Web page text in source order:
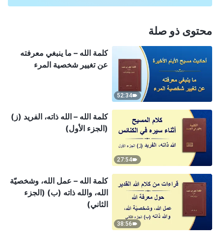
محتوى ذو صلة
52:34
كلمة الله – ما ينبغي معرفته
عن تغيير شخصية المرء
27:54
كلمة الله – الله ذاته، الفريد (ز)
(الجزء الأول)
38:56
كلمة الله – عمل الله، وشخصيّة
الله، والله ذاته (ب) (الجزء
الثاني)